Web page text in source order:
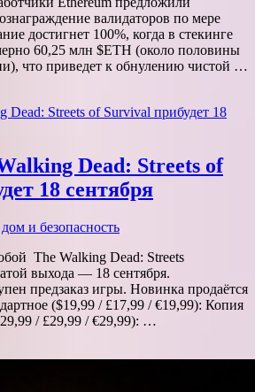
валидаторов по мере
достигнет 100%, когда в стекинге
60,25 млн $ETH (около половины
что приведет к обнулению чистой …
Dead: Streets of
18 сентября
и безопасность
The Walking Dead: Streets
выхода — 18 сентября.
предзаказ игры. Новинка продаётся
($19,99 / £17,99 / €19,99): Копия
/ £29,99 / €29,99): …